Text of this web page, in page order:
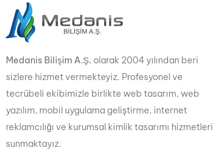
Medanis Bilişim A.Ş. olarak 2004 yılından beri
sizlere hizmet vermekteyiz. Profesyonel ve
tecrübeli ekibimizle birlikte web tasarım, web
yazılım, mobil uygulama geliştirme, internet
reklamcılığı ve kurumsal kimlik tasarımı hizmetleri
sunmaktayız.